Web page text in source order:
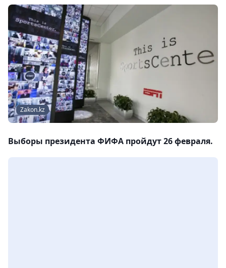
Zakon.kz
Выборы президента ФИФА пройдут 26 февраля.